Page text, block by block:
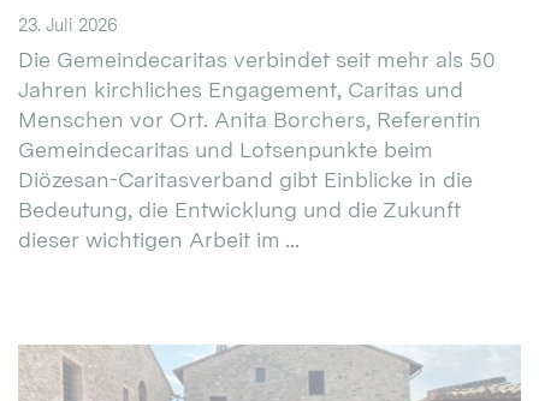
23. Juli 2026
Die Gemeindecaritas verbindet seit mehr als 50
Jahren kirchliches Engagement, Caritas und
Menschen vor Ort. Anita Borchers, Referentin
Gemeindecaritas und Lotsenpunkte beim
Diözesan-Caritasverband gibt Einblicke in die
Bedeutung, die Entwicklung und die Zukunft
dieser wichtigen Arbeit im ...